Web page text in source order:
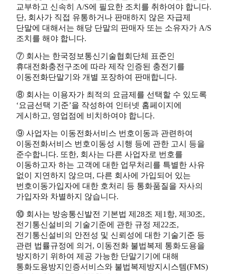
교부하고 신속히 A/S에 필요한 조치를 취하여야 합니다.
단, 회사가 직접 유통하거나 판매하지 않은 자급제
단말에 대해서는 해당 단말의 판매자 또는 소유자가 A/S
조치를 해야 합니다.
⑦ 회사는 한국정보통신기술협회단체 표준인
휴대전화충전구조에 따라 제작 인증된 충전기를
이동전화단말기와 개별 포장하여 판매합니다.
⑧ 회사는 이용자가 최적의 요금제를 선택할 수 있도록
‘요금선택 기준’을 작성하여 인터넷 홈페이지에
게시하고, 영업점에 비치하여야 합니다.
⑨ 사업자는 이동전화서비스 번호이동과 관련하여
이동전화서비스 번호이동성 시행 등에 관한 고시 등을
준수합니다. 또한, 회사는 다른 사업자로 번호를
이동하고자 하는 고객에 대한 업무처리를 특별한 사유
없이 지연하지 않으며, 다른 회사에 가입되어 있는
번호이동가입자에 대한 호처리 등 통화품질을 자사의
가입자와 차별하지 않습니다.
⑩ 회사는 방송통신발전 기본법 제28조 제1항, 제30조,
전기통신설비의 기술기준에 관한 규정 제22조,
전기통신설비의 안전성 및 신뢰성에 대한 기술기준 등
관련 법률규정에 의거, 이동전화 불법복제 통화도용을
방지하기 위하여 제공 가능한 단말기기에 대해
통화도용방지인증서비스와 불법복제방지시스템(FMS)